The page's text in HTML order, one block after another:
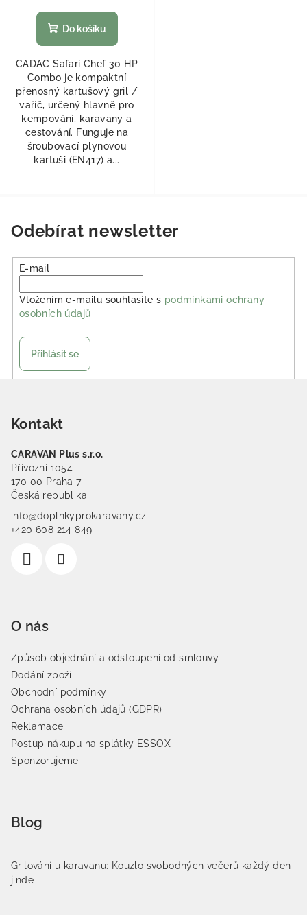
Do košíku
CADAC Safari Chef 30 HP
Combo je kompaktní
přenosný kartušový gril /
vařič, určený hlavně pro
kempování, karavany a
cestování. Funguje na
šroubovací plynovou
kartuši (EN417) a...
Odebírat newsletter
E-mail
Vložením e-mailu souhlasíte s podmínkami ochrany
osobních údajů
Přihlásit se
Kontakt
CARAVAN Plus s.r.o.
Přívozní 1054
170 00 Praha 7
Česká republika
info@doplnkyprokaravany.cz
+420 608 214 849
O nás
Způsob objednání a odstoupení od smlouvy
Dodání zboží
Obchodní podmínky
Ochrana osobních údajů (GDPR)
Reklamace
Postup nákupu na splátky ESSOX
Sponzorujeme
Blog
Grilování u karavanu: Kouzlo svobodných večerů každý den
jinde